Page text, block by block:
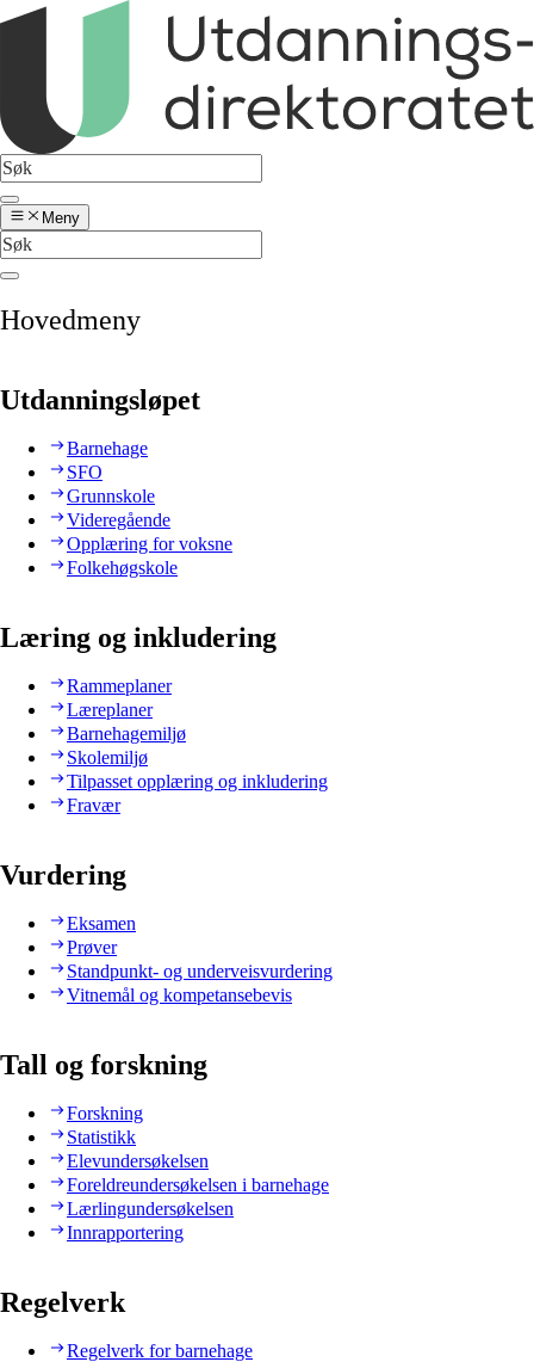
Meny
Hovedmeny
Utdanningsløpet
Barnehage
SFO
Grunnskole
Videregående
Opplæring for voksne
Folkehøgskole
Læring og inkludering
Rammeplaner
Læreplaner
Barnehagemiljø
Skolemiljø
Tilpasset opplæring og inkludering
Fravær
Vurdering
Eksamen
Prøver
Standpunkt- og underveisvurdering
Vitnemål og kompetansebevis
Tall og forskning
Forskning
Statistikk
Elevundersøkelsen
Foreldreundersøkelsen i barnehage
Lærlingundersøkelsen
Innrapportering
Regelverk
Regelverk for barnehage